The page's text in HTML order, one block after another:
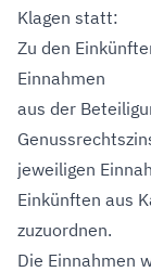
Klagen statt:
Zu den
Einnahmen
aus der
jeweiligen
Einkünften aus
zuzuordnen.
Die Einnahmen